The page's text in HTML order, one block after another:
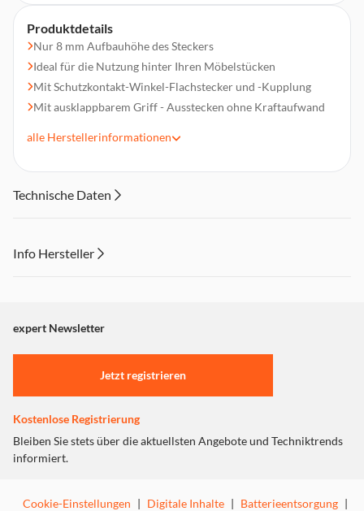
Produktdetails
Nur 8 mm Aufbauhöhe des Steckers
Ideal für die Nutzung hinter Ihren Möbelstücken
Mit Schutzkontakt-Winkel-Flachstecker und -Kupplung
Mit ausklappbarem Griff - Ausstecken ohne Kraftaufwand
Kabelfarbe: Schwarz
alle Herstellerinformationen
Technische Daten
Info Hersteller
"Marketing".
Einstellungen anpassen
expert Newsletter
Jetzt registrieren
Kostenlose Registrierung
Bleiben Sie stets über die aktuellsten Angebote und Techniktrends
informiert.
Cookie-Einstellungen | Digitale Inhalte | Batterieentsorgung |